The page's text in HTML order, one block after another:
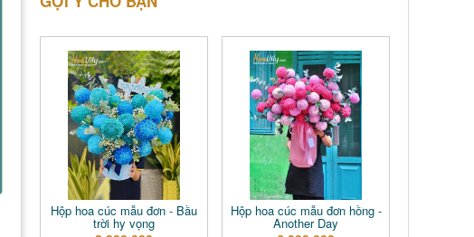
Hộp hoa cúc mẫu đơn - Bầu
trời hy vọng
Hộp hoa cúc mẫu đơn hồng -
Another Day